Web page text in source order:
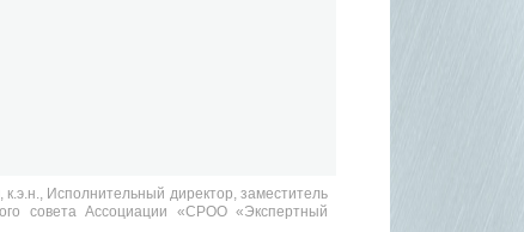
к.э.н., Исполнительный директор, заместитель
совета Ассоциации «СРОО «Экспертный